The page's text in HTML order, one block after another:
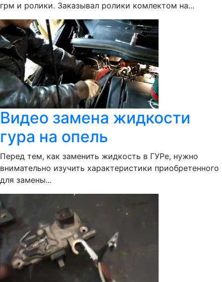
грм и ролики. Заказывал ролики комлектом на...
Видео замена жидкости
гура на опель
Перед тем, как заменить жидкость в ГУРе, нужно
внимательно изучить характеристики приобретенного
для замены...